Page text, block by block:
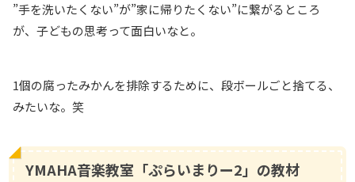
”手を洗いたくない”が”家に帰りたくない”に繋がるところ
が、子どもの思考って面白いなと。
1個の腐ったみかんを排除するために、段ボールごと捨てる、
みたいな。笑
YMAHA音楽教室「ぷらいまりー2」の教材